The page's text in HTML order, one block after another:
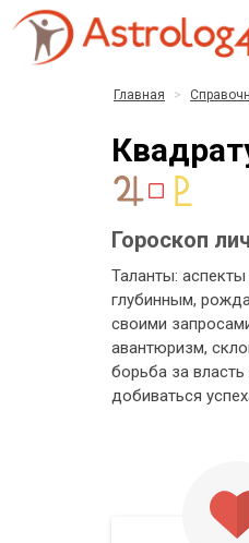
Главная
Гороскоп
Таланты:
глубинным,
своими
авантюризм,
борьба за
добиваться